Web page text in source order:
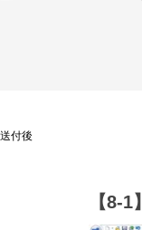
付後
【8-